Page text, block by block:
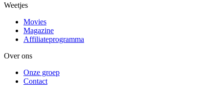
Weetjes
Movies
Magazine
Affiliateprogramma
Over ons
Onze groep
Contact